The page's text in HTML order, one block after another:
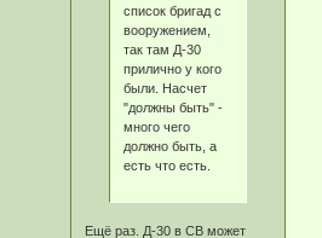
список бригад с
вооружением,
так там Д-30
прилично у кого
были. Насчет
"должны быть" -
много чего
должно быть, а
есть что есть.
Ещё раз. Д-30 в СВ может